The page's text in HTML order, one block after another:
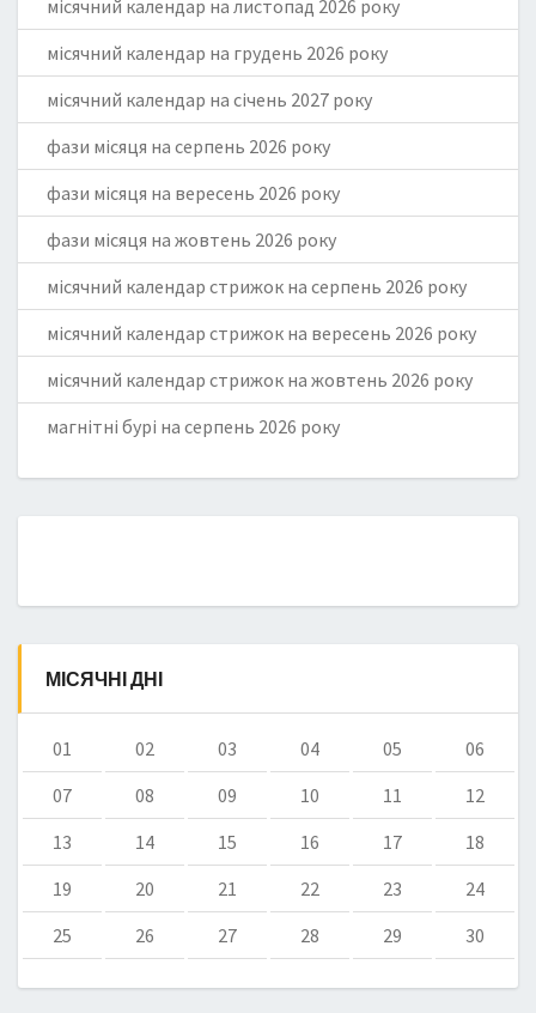
місячний календар на листопад 2026 року
місячний календар на грудень 2026 року
місячний календар на січень 2027 року
фази місяця на серпень 2026 року
фази місяця на вересень 2026 року
фази місяця на жовтень 2026 року
місячний календар стрижок на серпень 2026 року
місячний календар стрижок на вересень 2026 року
місячний календар стрижок на жовтень 2026 року
магнітні бурі на серпень 2026 року
МІСЯЧНІ ДНІ
01 02 03 04 05
06
07
08 09 10 11
12
13
14 15 16 17
18
19
20 21 22 23
24
25
26 27 28 29 30